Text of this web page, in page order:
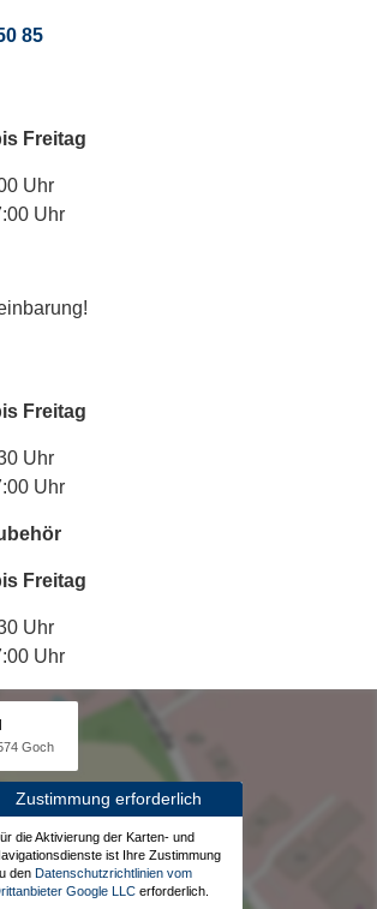
85
Freitag
Uhr
Uhr
Freitag
Uhr
Uhr
Freitag
Uhr
Uhr
Goch
Zustimmung erforderlich
die Aktivierung der Karten- und
ist Ihre Zustimmung
den Datenschutzrichtlinien vom
Google LLC erforderlich.